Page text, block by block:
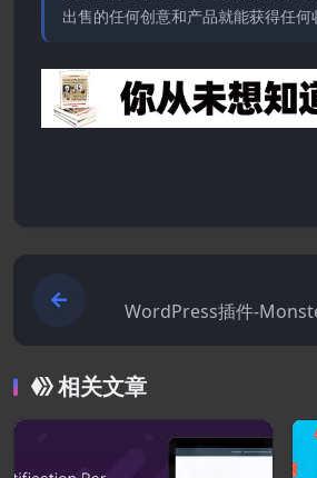
出售的任何创意和产品就能获得任何
WordPress插件-
相关文章